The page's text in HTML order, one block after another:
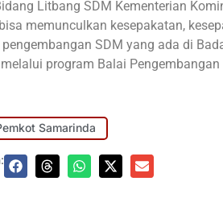
Litbang SDM Kementerian
memunculkan kesepakatan,
SDM yang ada di
program Balai
Samarinda